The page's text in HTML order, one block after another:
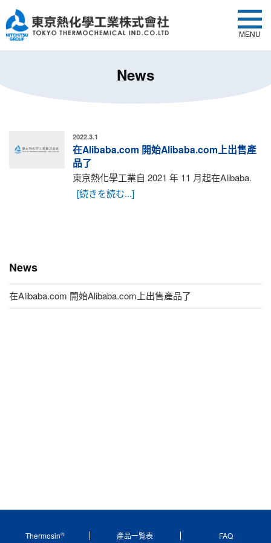
MENU
News
2022.3.1
在Alibaba.com 開始Alibaba.com上出售產
品了
東京熱化學工業自 2021 年 11 月起在Alibaba.
[続きを読む...]
News
在Alibaba.com 開始Alibaba.com上出售產品了
Thermosin® 產品一覧表 FAQ